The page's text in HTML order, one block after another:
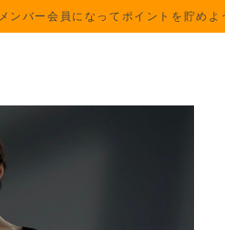
メンバー会員になってポイントを貯めよ